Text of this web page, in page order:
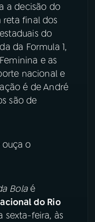
a decisão do
reta final dos
do
da Formula 1,
e as
nacional e
é de André
são de
o
Bolaé
do Rio
sexta-feira, às